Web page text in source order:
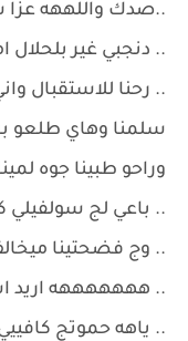
..صدك واللههه
.. دنجبي غير
.. رحنا للاستقبال
سلمنا وهاي طلعو
وراحو طبينا جوه
.. باعي لج
.. وج فضحتينا
.. هههههههه اريد
.. ياهه حموتج